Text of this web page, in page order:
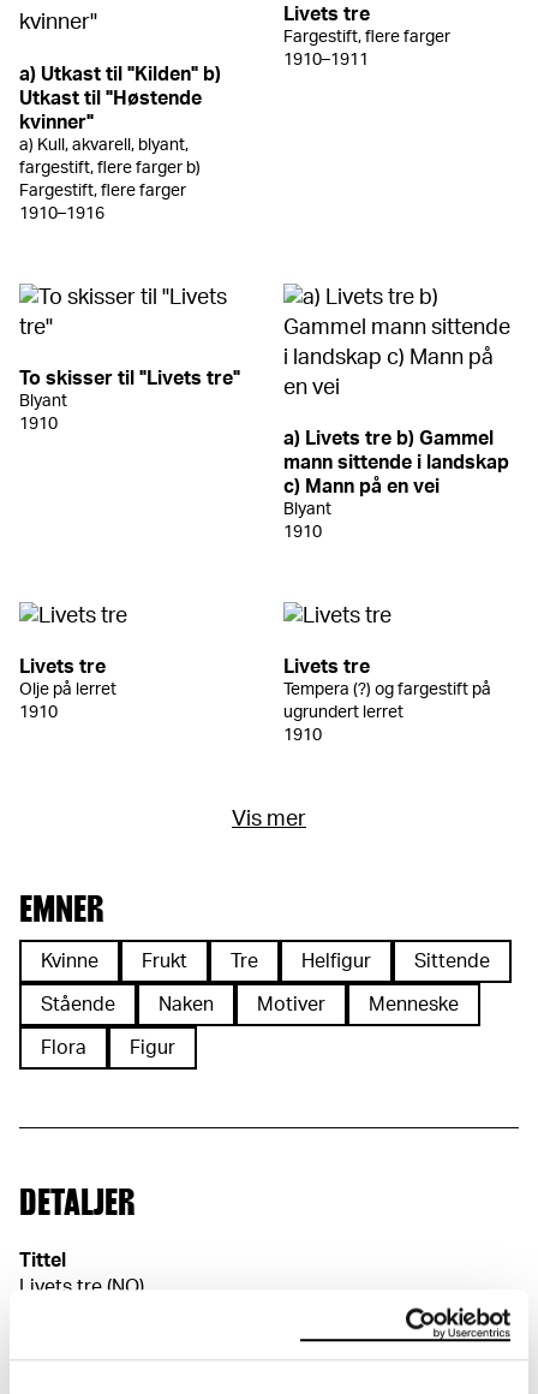
a) Utkast til "Kilden" b)
Utkast til "Høstende
kvinner"
a) Kull, akvarell, blyant,
fargestift, flere farger b)
Fargestift, flere farger
1910–1916
Livets tre
Fargestift, flere farger
1910–1911
To skisser til "Livets tre"
Blyant
1910
a) Livets tre b) Gammel
mann sittende i landskap
c) Mann på en vei
Blyant
1910
Livets tre
Olje på lerret
1910
Livets tre
Tempera (?) og fargestift på
ugrundert lerret
1910
Vis mer
EMNER
Kvinne Frukt Tre Helfigur Sittende
Stående Naken Motiver Menneske
Flora Figur
DETALJER
Tittel
Livets tre (NO)
Ca 1910